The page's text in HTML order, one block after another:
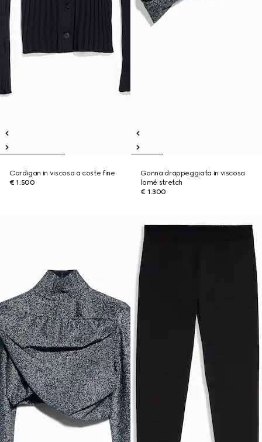
Cardigan in viscosa a coste fine
€ 1.500
Gonna drappeggiata in viscosa
lamé stretch
€ 1.300